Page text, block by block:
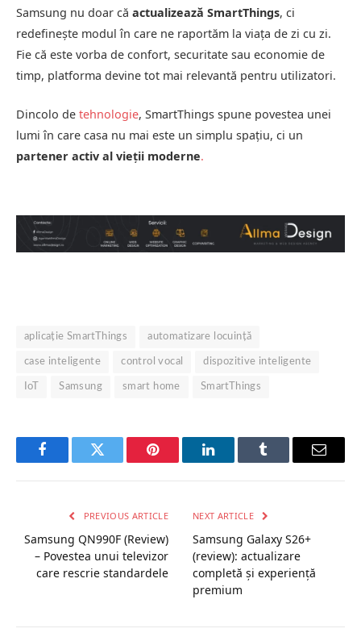
Samsung nu doar că actualizează SmartThings, ci
redefinește modul în care ne raportăm la viața de zi cu zi.
Fie că este vorba de confort, securitate sau economie de
timp, platforma devine tot mai relevantă pentru utilizatori.
Dincolo de tehnologie, SmartThings spune povestea unei
lumi în care casa nu mai este un simplu spațiu, ci un
partener activ al vieții moderne.
aplicație SmartThings automatizare locuință
case inteligente control vocal dispozitive inteligente
IoT Samsung smart home SmartThings
FacebookTwitter Pinterest LinkedInTumblr Email
PREVIOUS ARTICLE
Samsung QN990F (Review)
– Povestea unui televizor
care rescrie standardele
NEXT ARTICLE
Samsung Galaxy S26+
(review): actualizare
completă și experiență
premium